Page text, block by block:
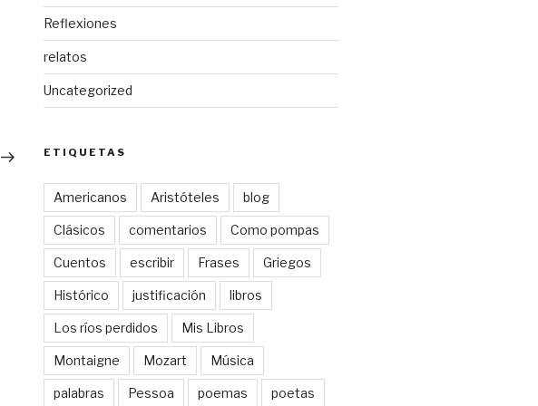
entrada
Reflexiones
relatos
Uncategorized
ETIQUETAS
Americanos Aristóteles blog
Clásicos comentarios Como pompas
Cuentos escribir Frases Griegos
Histórico justificación libros
Los ríos perdidos Mis Libros
Montaigne Mozart Música
palabras Pessoa poemas poetas